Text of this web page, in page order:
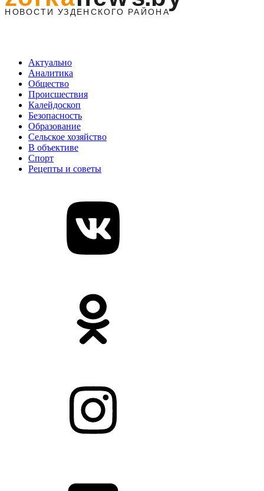
Актуально
Аналитика
Общество
Происшествия
Калейдоскоп
Безопасность
Образование
Сельское хозяйство
В объективе
Спорт
Рецепты и советы